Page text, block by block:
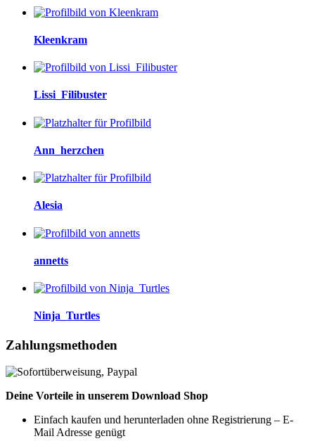
Kleenkram
Lissi_Filibuster
Ann_herzchen
Alesia
annetts
Ninja_Turtles
Zahlungsmethoden
Deine Vorteile in unserem Download Shop
Einfach kaufen und herunterladen ohne Registrierung – E-
Mail Adresse genügt